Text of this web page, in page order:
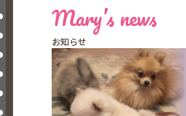
Mary’s news
お知らせ